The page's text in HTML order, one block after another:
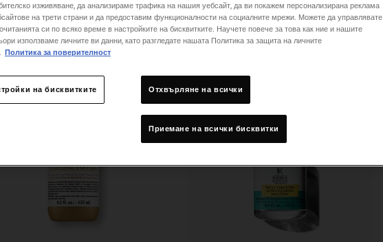
изживяване, да анализираме трафика на нашия уебсайт, да ви покажем персонализирана реклама
на трети страни и да предоставим функционалности на социалните мрежи. Можете да управлявате
си по всяко време в настройките на бисквитките. Научете повече за това как ние и нашите
използваме личните ви данни, като разгледате нашата Политика за защита на личните
Политика за поверителност
на бисквитките Отхвърляне на всички
Приемане на всички бисквитки